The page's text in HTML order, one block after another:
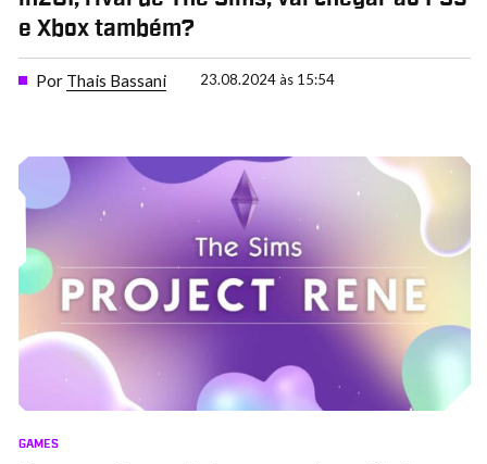
e Xbox também?
Por Thais Bassani 23.08.2024 às 15:54
GAMES